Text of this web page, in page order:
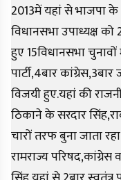
2013में यहां से भाजपा के
विधानसभा उपाध्यक्ष
हुए 15विधानसभा चुनावों
पार्टी,4बार कांग्रेस,3बार
विजयी हुए.यहां की
ठिकाने के सरदार
चारों तरफ बुना जाता
रामराज्य परिषद,कांग्रेस